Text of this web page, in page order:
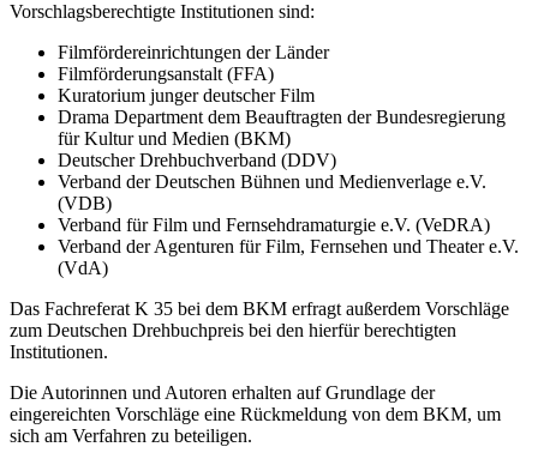
Vorschlagsberechtigte Institutionen sind:
Filmfördereinrichtungen der Länder
Filmförderungsanstalt (FFA)
Kuratorium junger deutscher Film
Drama Department dem Beauftragten der Bundesregierung
für Kultur und Medien (BKM)
Deutscher Drehbuchverband (DDV)
Verband der Deutschen Bühnen und Medienverlage e.V.
(VDB)
Verband für Film und Fernsehdramaturgie e.V. (VeDRA)
Verband der Agenturen für Film, Fernsehen und Theater e.V.
(VdA)
Das Fachreferat K 35 bei dem BKM erfragt außerdem Vorschläge
zum Deutschen Drehbuchpreis bei den hierfür berechtigten
Institutionen.
Die Autorinnen und Autoren erhalten auf Grundlage der
eingereichten Vorschläge eine Rückmeldung von dem BKM, um
sich am Verfahren zu beteiligen.